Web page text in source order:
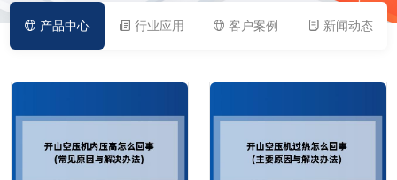
产品中心 行业应用 客户案例 新闻动态